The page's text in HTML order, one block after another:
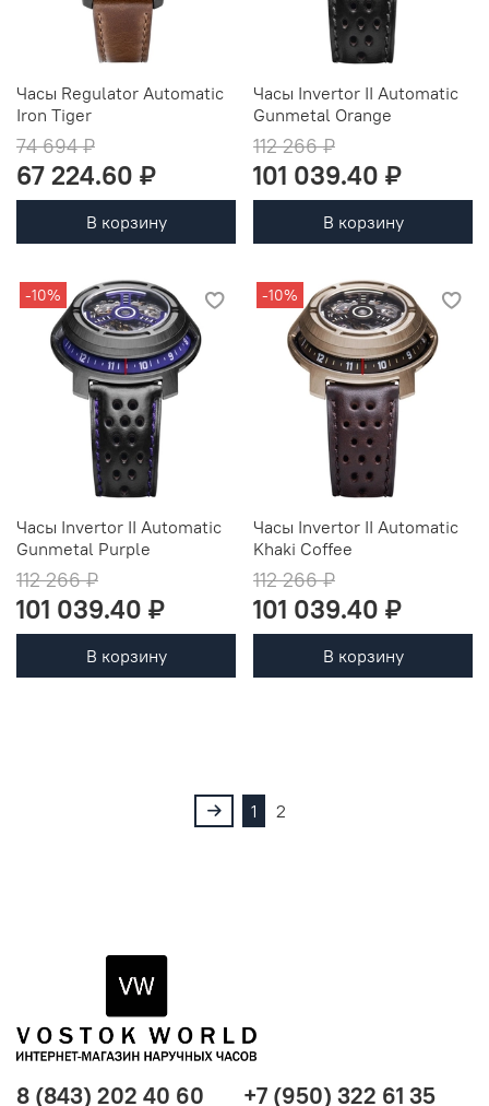
Часы Regulator Automatic
Iron Tiger
74 694 ₽
67 224.60 ₽
В корзину
Часы Invertor II Automatic
Gunmetal Orange
112 266 ₽
101 039.40 ₽
В корзину
-10%
Часы Invertor II Automatic
Gunmetal Purple
112 266 ₽
101 039.40 ₽
В корзину
-10%
Часы Invertor II Automatic
Khaki Coffee
112 266 ₽
101 039.40 ₽
В корзину
1 2
8 (843) 202 40 60 +7 (950) 322 61 35